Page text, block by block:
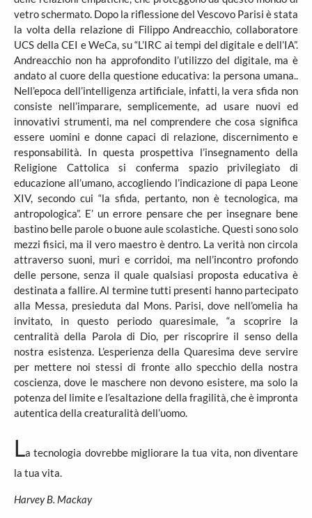
vetro schermato. Dopo la riflessione del Vescovo Parisi è stata
la volta della relazione di Filippo Andreacchio, collaboratore
UCS della CEI e WeCa, su “L’IRC ai tempi del digitale e dell’IA”.
Andreacchio non ha approfondito l’utilizzo del digitale, ma è
andato al cuore della questione educativa: la persona umana..
Nell’epoca dell’intelligenza artificiale, infatti, la vera sfida non
consiste nell’imparare, semplicemente, ad usare nuovi ed
innovativi strumenti, ma nel comprendere che cosa significa
essere uomini e donne capaci di relazione, discernimento e
responsabilità. In questa prospettiva l’insegnamento della
Religione Cattolica si conferma spazio privilegiato di
educazione all’umano, accogliendo l’indicazione di papa Leone
XIV, secondo cui “la sfida, pertanto, non è tecnologica, ma
antropologica”. E’ un errore pensare che per insegnare bene
bastino belle parole o buone aule scolastiche. Questi sono solo
mezzi fisici, ma il vero maestro è dentro. La verità non circola
attraverso suoni, muri e corridoi, ma nell’incontro profondo
delle persone, senza il quale qualsiasi proposta educativa è
destinata a fallire. Al termine tutti presenti hanno partecipato
alla Messa, presieduta dal Mons. Parisi, dove nell’omelia ha
invitato, in questo periodo quaresimale, “a scoprire la
centralità della Parola di Dio, per riscoprire il senso della
nostra esistenza. L’esperienza della Quaresima deve servire
per mettere noi stessi di fronte allo specchio della nostra
coscienza, dove le maschere non devono esistere, ma solo la
potenza del limite e l’esaltazione della fragilità, che è impronta
autentica della creaturalità dell’uomo.
La tecnologia dovrebbe migliorare la tua vita, non diventare
la tua vita.
Harvey B. Mackay